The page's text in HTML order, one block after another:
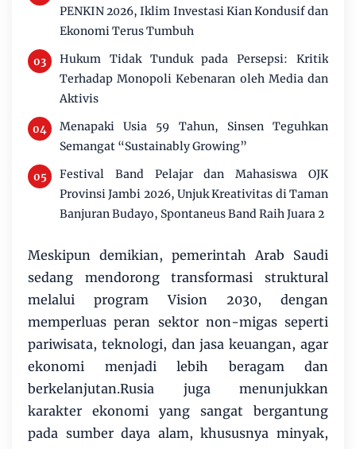
PENKIN 2026, Iklim Investasi Kian Kondusif dan
Ekonomi Terus Tumbuh
Hukum Tidak Tunduk pada Persepsi: Kritik
Terhadap Monopoli Kebenaran oleh Media dan
Aktivis
Menapaki Usia 59 Tahun, Sinsen Teguhkan
Semangat “Sustainably Growing”
Festival Band Pelajar dan Mahasiswa OJK
Provinsi Jambi 2026, Unjuk Kreativitas di Taman
Banjuran Budayo, Spontaneus Band Raih Juara 2
Meskipun demikian, pemerintah Arab Saudi
sedang mendorong transformasi struktural
melalui program Vision 2030, dengan
memperluas peran sektor non-migas seperti
pariwisata, teknologi, dan jasa keuangan, agar
ekonomi menjadi lebih beragam dan
berkelanjutan.Rusia juga menunjukkan
karakter ekonomi yang sangat bergantung
pada sumber daya alam, khususnya minyak,